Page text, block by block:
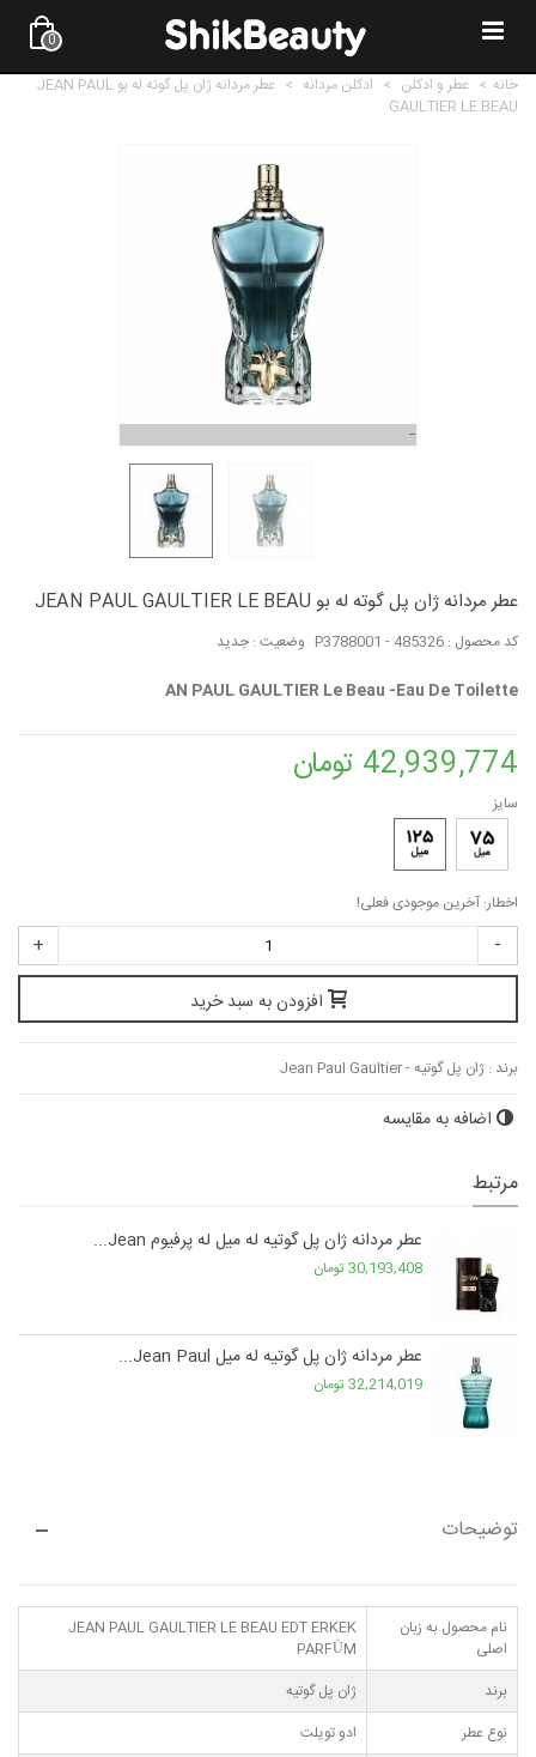
0
خانه > عطر و ادکلن > ادکلن مردانه >
عطر مردانه ژان پل گوته له بو JEAN PAUL
GAULTIER LE BEAU
عطر مردانه ژان پل گوته له بو JEAN PAUL GAULTIER LE BEAU
کد محصول : P3788001 - 485326 وضعیت : جدید
AN PAUL GAULTIER Le Beau -Eau De Toilette
42,939,774 تومان
سایز
اخطار: آخرین موجودی فعلی!
-
+
افزودن به سبد خرید
برند : ژان پل گوتیه - Jean Paul Gaultier
اضافه به مقایسه
مرتبط
عطر مردانه ژان پل گوتیه له میل له پرفیوم Jean...
30,193,408 تومان
عطر مردانه ژان پل گوتیه له میل Jean Paul...
32,214,019 تومان
توضیحات
نام محصول به زبان
اصلی
JEAN PAUL GAULTIER LE BEAU EDT ERKEK
PARFÜM
برند
ژان پل گوتیه
نوع عطر
ادو تویلت